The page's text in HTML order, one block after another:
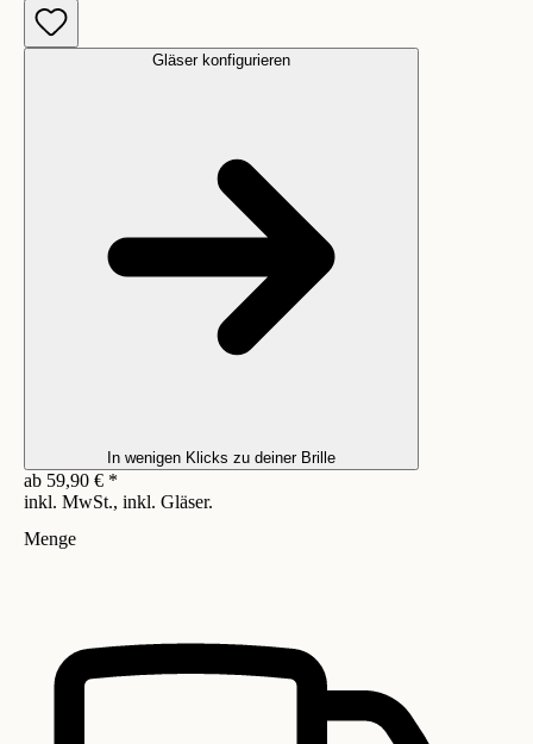
Gläser konfigurieren
In wenigen Klicks zu deiner Brille
ab 59,90 € *
inkl. MwSt., inkl. Gläser.
Menge